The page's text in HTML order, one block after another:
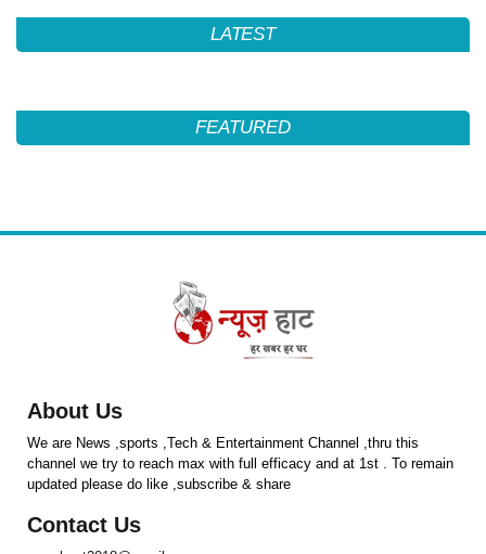
LATEST
FEATURED
About Us
We are News ,sports ,Tech & Entertainment Channel ,thru this
channel we try to reach max with full efficacy and at 1st . To remain
updated please do like ,subscribe & share
Contact Us